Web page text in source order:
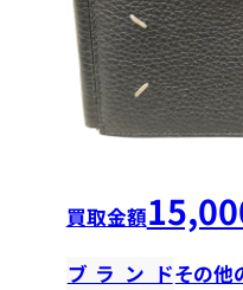
買取金額
ブランドその他